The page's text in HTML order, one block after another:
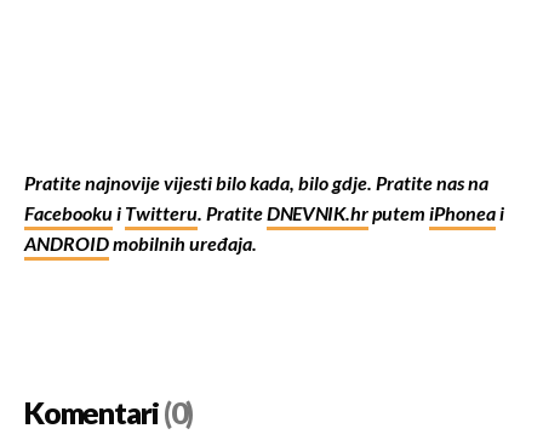
Pratite najnovije vijesti bilo kada, bilo gdje. Pratite nas na
Facebookui Twitteru. PratiteDNEVNIK.hrputem iPhoneai
ANDROIDmobilnih uređaja.
Komentari(0)